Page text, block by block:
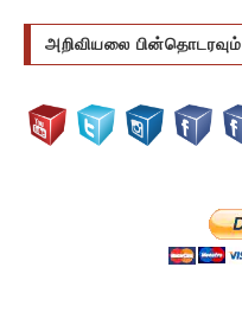
அறிவியலை பின்தொடரவும்